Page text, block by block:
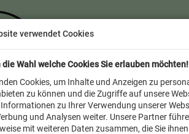
verwendet Cookies
die Wahl welche Cookies Sie erlauben möchten!
Cookies, um Inhalte und Anzeigen zu
zu können und die Zugriffe auf unsere
zu Ihrer Verwendung unserer
und Analysen weiter. Unsere Partner
mit weiteren Daten zusammen, die Sie